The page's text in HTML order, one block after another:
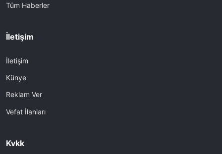
Tüm Haberler
İletişim
İletişim
Künye
Reklam Ver
Vefat İlanları
Kvkk